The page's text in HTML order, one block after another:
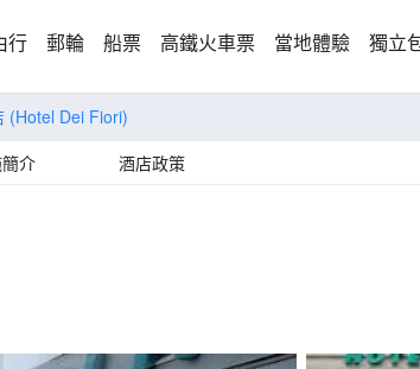
行 郵輪 船票 高鐵火車票 當地體驗 獨立
(Hotel Dei Fiori)
介 酒店政策